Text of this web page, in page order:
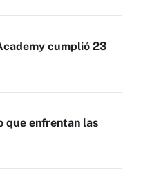
cumplió 23
que enfrentan las